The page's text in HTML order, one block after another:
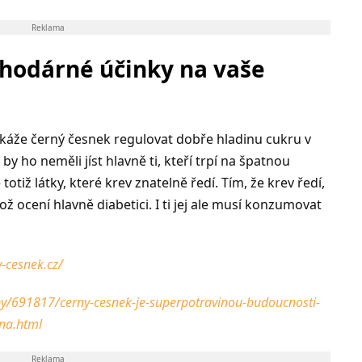
Reklama
účinky na vaše
černý česnek regulovat dobře hladinu cukru v
ho neměli jíst hlavně ti, kteří trpí na špatnou
látky, které krev znatelně ředí. Tím, že krev ředí,
ocení hlavně diabetici. I ti jej ale musí konzumovat
691817/cerny-cesnek-je-superpotravinou-budoucnosti-
Reklama